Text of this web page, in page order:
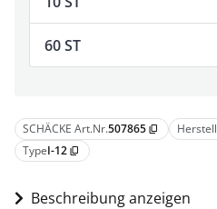
SCHÄCKE Art.Nr.507865 content_copy
TypeI-12 content_copy
Beschreibung anzeigen
60 ST